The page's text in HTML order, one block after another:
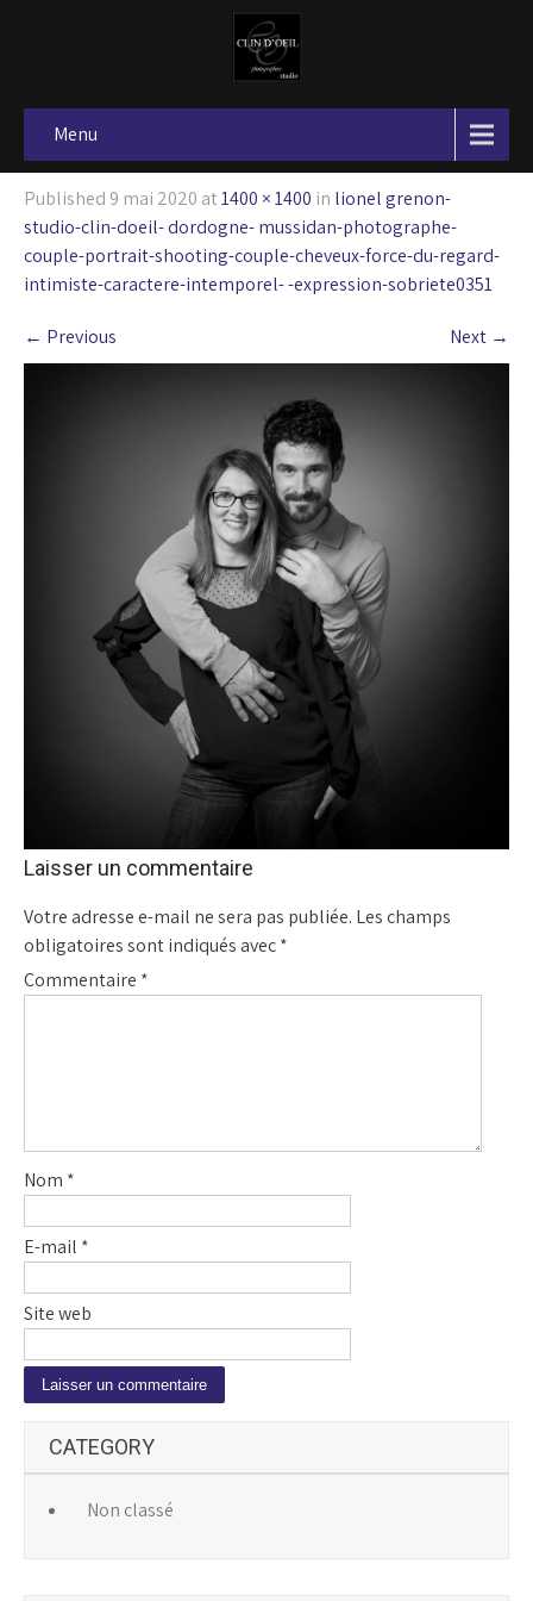
Menu
Published 9 mai 2020 at1400 × 1400 in lionel grenon-
studio-clin-doeil- dordogne- mussidan-photographe-
couple-portrait-shooting-couple-cheveux-force-du-regard-
intimiste-caractere-intemporel- -expression-sobriete0351
← Previous Next →
Laisser un commentaire
Votre adresse e-mail ne sera pas publiée. Les champs
obligatoires sont indiqués avec*
Commentaire *
Nom *
E-mail *
Site web
t
CATEGORY
Non classé